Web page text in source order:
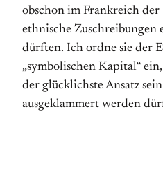
obschon im Frankreich der
ethnische Zuschreibungen
dürften. Ich ordne sie der
„symbolischen Kapital“
der glücklichste Ansatz
ausgeklammert werden